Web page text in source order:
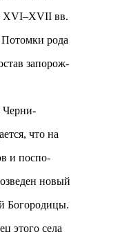
XVI–XVII вв.
Потомки рода
запорож-
Черни-
что на
и поспо-
новый
Богородицы.
этого села